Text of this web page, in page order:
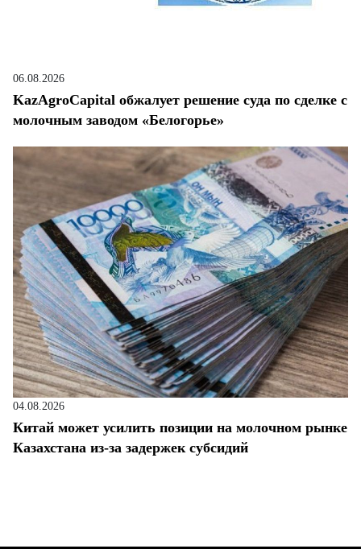
06.08.2026
KazAgroCapital обжалует решение суда по сделке с
молочным заводом «Белогорье»
04.08.2026
Китай может усилить позиции на молочном рынке
Казахстана из-за задержек субсидий